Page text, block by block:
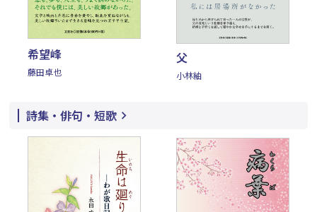
希望峰
藤田卓也
父
小林紬
詩集・俳句・短歌